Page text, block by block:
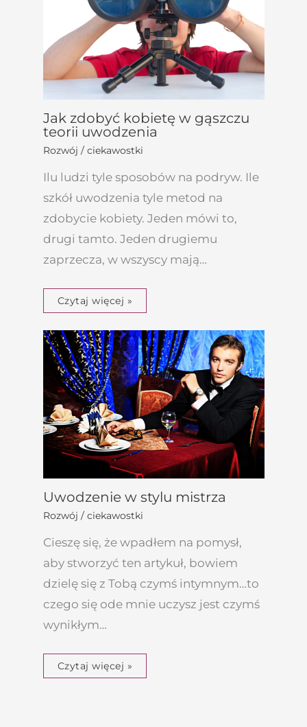
Jak zdobyć kobietę w gąszczu
teorii uwodzenia
Rozwój / ciekawostki
Ilu ludzi tyle sposobów na podryw. Ile
szkół uwodzenia tyle metod na
zdobycie kobiety. Jeden mówi to,
drugi tamto. Jeden drugiemu
zaprzecza, w wszyscy mają…
Czytaj więcej »
Uwodzenie w stylu mistrza
Rozwój / ciekawostki
Cieszę się, że wpadłem na pomysł,
aby stworzyć ten artykuł, bowiem
dzielę się z Tobą czymś intymnym…to
czego się ode mnie uczysz jest czymś
wynikłym…
Czytaj więcej »